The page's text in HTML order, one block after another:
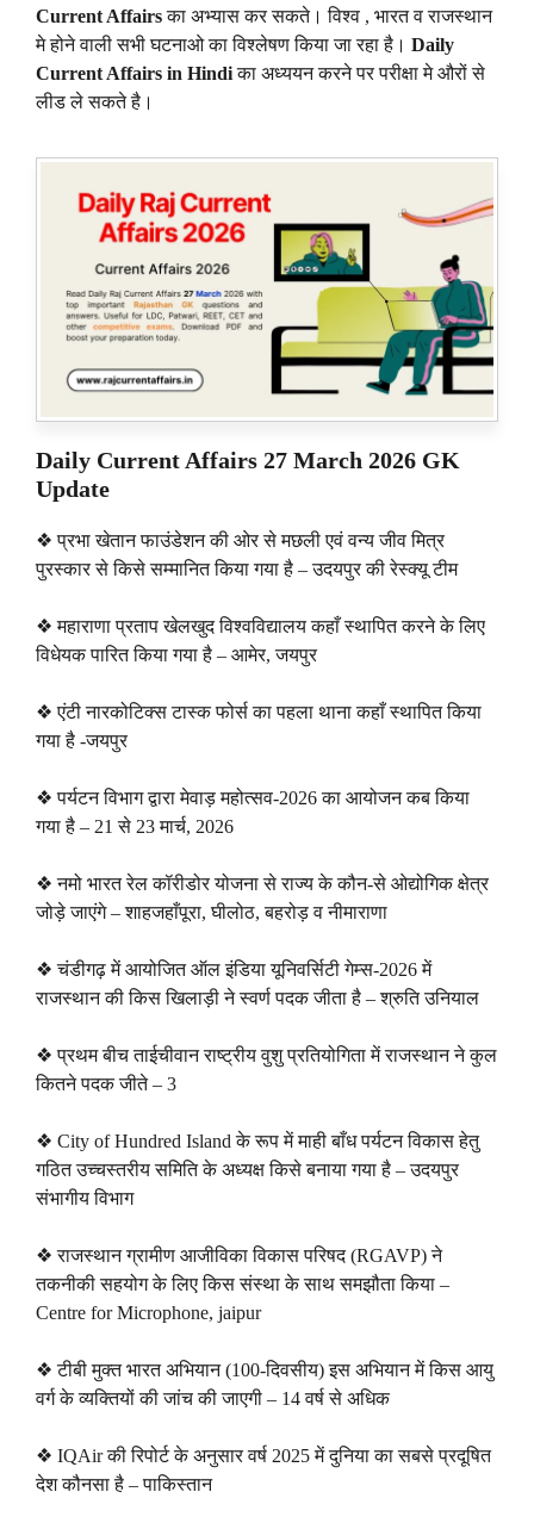
Current Affairsका अभ्यास कर सकते। विश्व , भारत व राजस्थान
मे होने वाली सभी घटनाओ का विश्लेषण किया जा रहा है। Daily
Current Affairs in Hindiका अध्ययन करने पर परीक्षा मे औरों से
लीड ले सकते है।
Daily Current Affairs 27 March 2026 GK
Update
❖ प्रभा खेतान फाउंडेशन की ओर से मछली एवं वन्य जीव मित्र
पुरस्कार से किसे सम्मानित किया गया है – उदयपुर की रेस्क्यू टीम
❖ महाराणा प्रताप खेलखुद विश्वविद्यालय कहाँ स्थापित करने के लिए
विधेयक पारित किया गया है – आमेर, जयपुर
❖ एंटी नारकोटिक्स टास्क फोर्स का पहला थाना कहाँ स्थापित किया
गया है -जयपुर
❖ पर्यटन विभाग द्वारा मेवाड़ महोत्सव-2026 का आयोजन कब किया
गया है – 21 से 23 मार्च, 2026
❖ नमो भारत रेल कॉरीडोर योजना से राज्य के कौन-से ओद्योगिक क्षेत्र
जोड़े जाएंगे – शाहजहाँपूरा, घीलोठ, बहरोड़ व नीमाराणा
❖ चंडीगढ़ में आयोजित ऑल इंडिया यूनिवर्सिटी गेम्स-2026 में
राजस्थान की किस खिलाड़ी ने स्वर्ण पदक जीता है – श्रुति उनियाल
❖ प्रथम बीच ताईचीवान राष्ट्रीय वुशु प्रतियोगिता में राजस्थान ने कुल
कितने पदक जीते – 3
❖ City of Hundred Island के रूप में माही बाँध पर्यटन विकास हेतु
गठित उच्चस्तरीय समिति के अध्यक्ष किसे बनाया गया है – उदयपुर
संभागीय विभाग
❖ राजस्थान ग्रामीण आजीविका विकास परिषद (RGAVP) ने
तकनीकी सहयोग के लिए किस संस्था के साथ समझौता किया –
Centre for Microphone, jaipur
❖ टीबी मुक्त भारत अभियान (100-दिवसीय) इस अभियान में किस आयु
वर्ग के व्यक्तियों की जांच की जाएगी – 14 वर्ष से अधिक
❖ IQAir की रिपोर्ट के अनुसार वर्ष 2025 में दुनिया का सबसे प्रदूषित
देश कौनसा है – पाकिस्तान